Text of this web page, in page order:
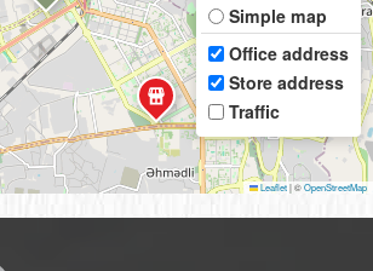
Simple map
Office address
Store address
Traffic
Leaflet|©OpenStreetMap